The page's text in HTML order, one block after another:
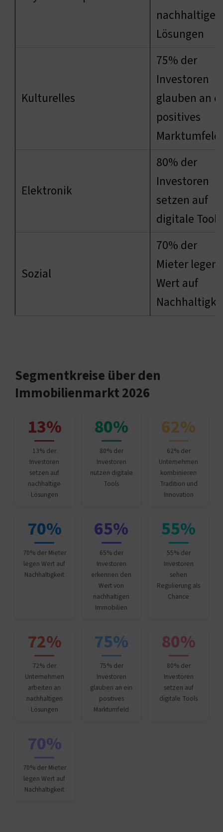
nachhaltigen
Lösungen
Kulturelles
75% der
Investoren
glauben an
positives
Marktumfeld
Elektronik
80% der
Investoren
setzen auf
digitale Tools
Sozial
70% der
Mieter legen
Wert auf
Segmentkreise über den
Immobilienmarkt 2026
13%
13% der
Investoren
setzen auf
nachhaltige
Lösungen
80%
80% der
Investoren
nutzen digitale
Tools
62%
62% der
Unternehmen
kombinieren
Tradition und
Innovation
70%
70% der Mieter
legen Wert auf
Nachhaltigkeit
65%
65% der
Investoren
erkennen den
Wert von
nachhaltigen
Immobilien
55%
55% der
Investoren
sehen
Regulierung als
Chance
72%
72% der
Unternehmen
arbeiten an
nachhaltigen
Lösungen
75%
75% der
Investoren
glauben an ein
positives
Marktumfeld
80%
80% der
Investoren
setzen auf
digitale Tools
70%
70% der Mieter
legen Wert auf
Nachhaltigkeit